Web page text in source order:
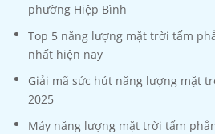
phường Hiệp Bình
Top 5 năng lượng mặt trời tấm
nhất hiện nay
Giải mã sức hút năng lượng mặt
2025
Máy năng lượng mặt trời tấm